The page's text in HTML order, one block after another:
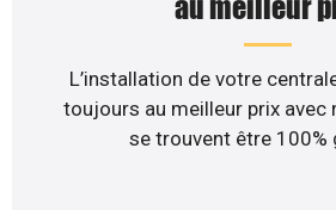
au meilleur
L’installation de votre
toujours au meilleur prix avec
se trouvent être 100%